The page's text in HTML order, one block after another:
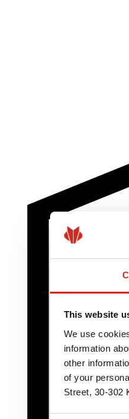
This website
We use
information
other
of your
Street, 30-302